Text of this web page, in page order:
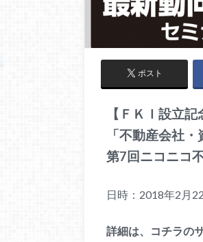
ポスト
【ＦＫＩ設立
「不動産会社
第7回ニコニコ
日時：2018年2月
詳細は、コチラの